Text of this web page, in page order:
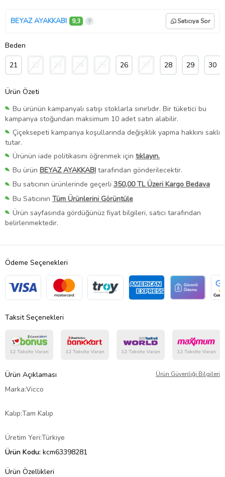
BEYAZ AYAKKABI 9,3 Satıcıya Sor
Beden
21 22 23 24 25 26 27 28 29 30
Ürün Özeti
Bu ürünün kampanyalı satışı stoklarla sınırlıdır. Bir tüketici bu
kampanya stoğundan maksimum 10 adet satın alabilir.
Çiçeksepeti kampanya koşullarında değişiklik yapma hakkını saklı
tutar.
Ürünün iade politikasını öğrenmek için tıklayın.
Bu ürün BEYAZ AYAKKABI tarafından gönderilecektir.
Bu satıcının ürünlerinde geçerli 350,00 TL Üzeri Kargo Bedava
Bu Satıcının Tüm Ürünlerini Görüntüle
Ürün sayfasında gördüğünüz fiyat bilgileri, satıcı tarafından
belirlenmektedir.
Ödeme Seçenekleri
Taksit Seçenekleri
Ürün Açıklaması Ürün Güvenliği Bilgileri
Marka:Vicco
Kalıp:Tam Kalıp
Üretim Yeri:Türkiye
Ürün Kodu: kcm63398281
Ürün Özellikleri